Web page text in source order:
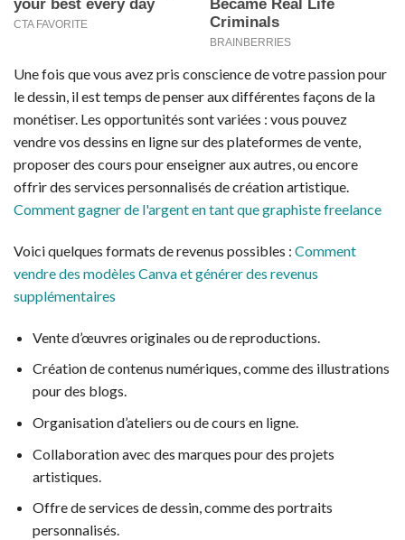
Une fois que vous avez pris conscience de votre passion pour
le dessin, il est temps de penser aux différentes façons de la
monétiser. Les opportunités sont variées : vous pouvez
vendre vos dessins en ligne sur des plateformes de vente,
proposer des cours pour enseigner aux autres, ou encore
offrir des services personnalisés de création artistique.
Comment gagner de l'argent en tant que graphiste freelance
Voici quelques formats de revenus possibles : Comment
vendre des modèles Canva et générer des revenus
supplémentaires
Vente d’œuvres originales ou de reproductions.
Création de contenus numériques, comme des illustrations
pour des blogs.
Organisation d’ateliers ou de cours en ligne.
Collaboration avec des marques pour des projets
artistiques.
Offre de services de dessin, comme des portraits
personnalisés.